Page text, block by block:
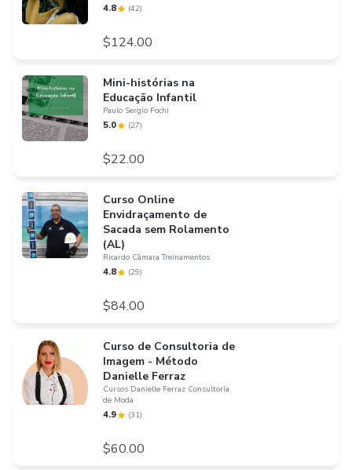
4.8 (42)
$124.00
Mini-histórias na
Educação Infantil
Paulo Sergio Fochi
5.0 (27)
$22.00
Curso Online
Envidraçamento de
Sacada sem Rolamento
(AL)
Ricardo Câmara Treinamentos
4.8 (29)
$84.00
Curso de Consultoria de
Imagem - Método
Danielle Ferraz
Cursos Danielle Ferraz Consultoria
de Moda
4.9 (31)
$60.00